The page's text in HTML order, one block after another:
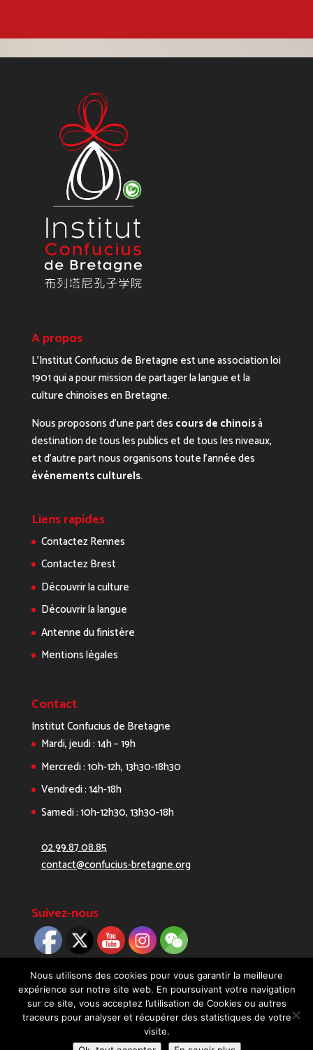
A propos
L’Institut Confucius de Bretagne est une association loi
1901 qui a pour mission de partager la langue et la
culture chinoises en Bretagne.
Nous proposons d’une part des cours de chinoisà
destination de tous les publics et de tous les niveaux,
et d’autre part nous organisons toute l’année des
événements culturels.
Liens rapides
Contactez Rennes
Contactez Brest
Découvrir la culture
Découvrir la langue
Antenne du finistère
Mentions légales
Contact
Institut Confucius de Bretagne
Mardi, jeudi : 14h – 19h
Mercredi : 10h-12h, 13h30-18h30
Vendredi : 14h-18h
Samedi : 10h-12h30, 13h30-18h
02.99.87.08.85
contact@confucius-bretagne.org
Suivez-nous
Nous utilisons des cookies pour vous garantir la meilleure
expérience sur notre site web. En poursuivant votre navigation
sur ce site, vous acceptez l’utilisation de Cookies ou autres
traceurs pour analyser et récupérer des statistiques de votre
visite.